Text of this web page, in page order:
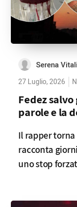
Serena Vitali
27 Luglio, 2026
Fedez
parole e la
Il rapper torna
racconta
uno stop